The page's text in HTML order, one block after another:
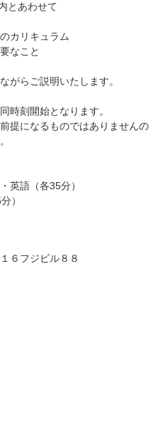
とあわせて
カリキュラム
なこと
がらご説明いたします。
時刻開始となります。
提になるものではありませんの
英語（各35分）
）
６フジビル８８